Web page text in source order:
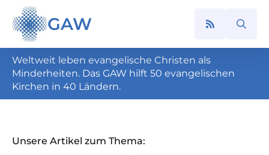
GAW
Search
Weltweit leben evangelische Christen als
Minderheiten. Das GAW hilft 50 evangelischen
Kirchen in 40 Ländern.
Unsere Artikel zum Thema: